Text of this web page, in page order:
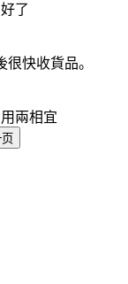
了
快收貨品。
兩相宜